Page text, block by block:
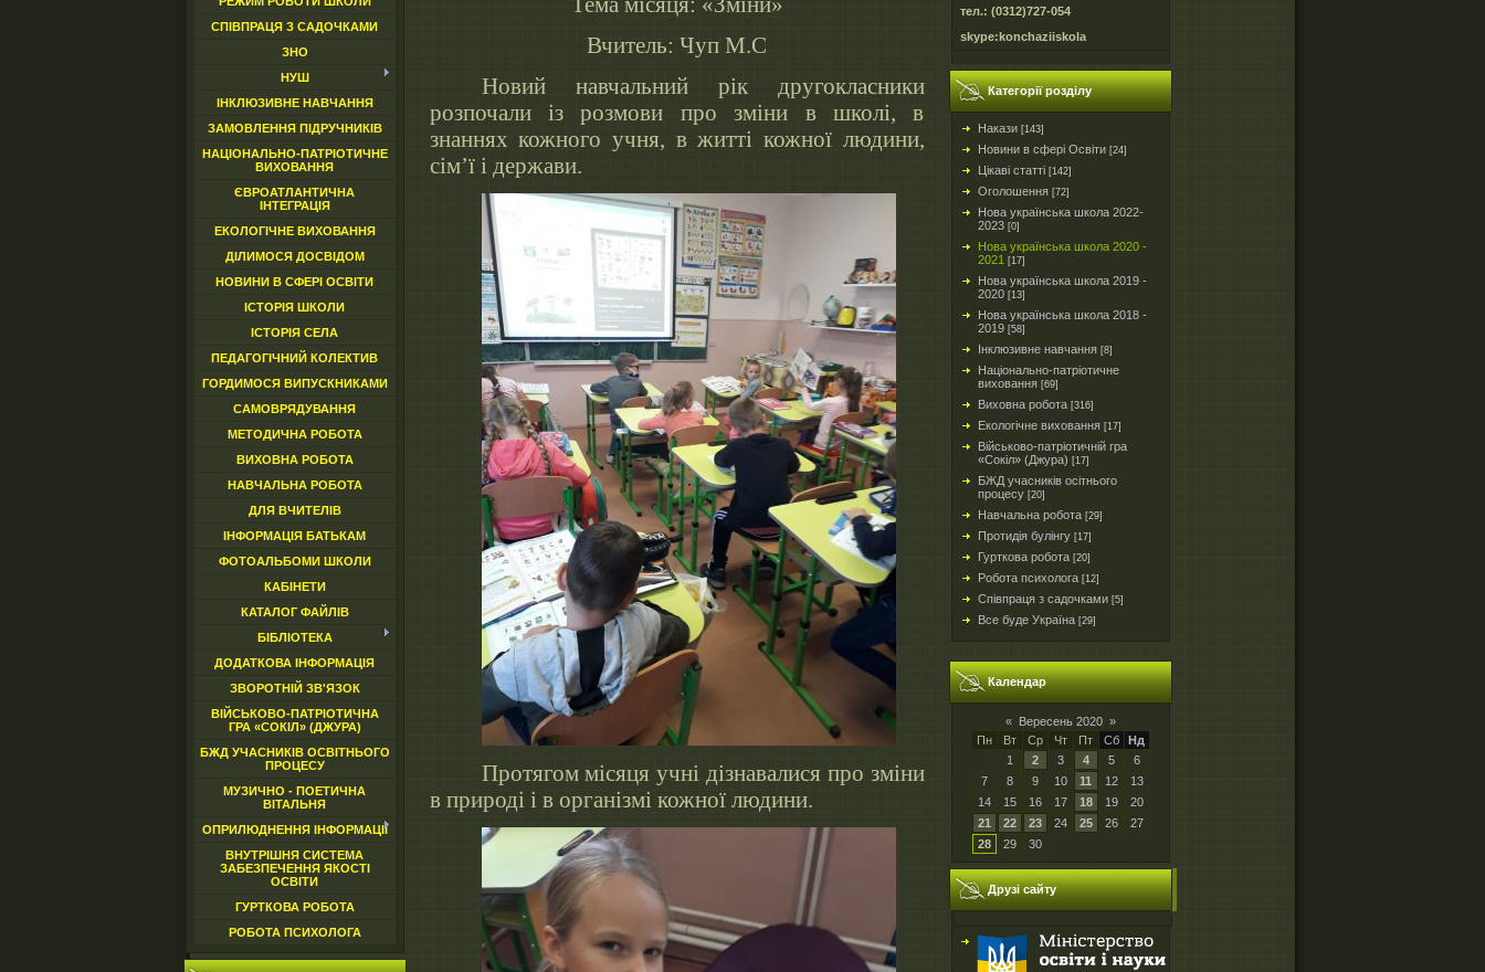
СПІВПРАЦЯ З САДОЧКАМИ
ЗНО
НУШ
ІНКЛЮЗИВНЕ НАВЧАННЯ
ЗАМОВЛЕННЯ ПІДРУЧНИКІВ
НАЦІОНАЛЬНО-ПАТРІОТИЧНЕ
ВИХОВАННЯ
ЄВРОАТЛАНТИЧНА
ІНТЕГРАЦІЯ
ЕКОЛОГІЧНЕ ВИХОВАННЯ
ДІЛИМОСЯ ДОСВІДОМ
НОВИНИ В СФЕРІ ОСВІТИ
ІСТОРІЯ ШКОЛИ
ІСТОРІЯ СЕЛА
ПЕДАГОГІЧНИЙ КОЛЕКТИВ
ГОРДИМОСЯ ВИПУСКНИКАМИ
САМОВРЯДУВАННЯ
МЕТОДИЧНА РОБОТА
ВИХОВНА РОБОТА
НАВЧАЛЬНА РОБОТА
ДЛЯ ВЧИТЕЛІВ
ІНФОРМАЦІЯ БАТЬКАМ
ФОТОАЛЬБОМИ ШКОЛИ
КАБІНЕТИ
КАТАЛОГ ФАЙЛІВ
БІБЛІОТЕКА
ДОДАТКОВА ІНФОРМАЦІЯ
ЗВОРОТНІЙ ЗВ'ЯЗОК
ВІЙСЬКОВО-ПАТРІОТИЧНА
ГРА «СОКІЛ» (ДЖУРА)
БЖД УЧАСНИКІВ ОСВІТНЬОГО
ПРОЦЕСУ
МУЗИЧНО - ПОЕТИЧНА
ВІТАЛЬНЯ
ОПРИЛЮДНЕННЯ ІНФОРМАЦІЇ
ВНУТРІШНЯ СИСТЕМА
ЗАБЕЗПЕЧЕННЯ ЯКОСТІ
ОСВІТИ
ГУРТКОВА РОБОТА
РОБОТА ПСИХОЛОГА
Вчитель: Чуп М.С
Новий навчальний рік другокласники
розпочали із розмови про зміни в школі, в
знаннях кожного учня, в житті кожної людини,
сім’ї і держави.
Протягом місяця учні дізнавалися про зміни
в природі і в організмі кожної людини.
тел.: (0312)727-054
skype:konchaziiskola
Категорії розділу
Накази [143]
Новини в сфері Освіти [24]
Цікаві статті [142]
Оголошення [72]
Нова українська школа 2022-
2023 [0]
Нова українська школа 2020 -
2021 [17]
Нова українська школа 2019 -
2020 [13]
Нова українська школа 2018 -
2019 [58]
Інклюзивне навчання [8]
Національно-патріотичне
виховання [69]
Виховна робота [316]
Екологічне виховання [17]
Військово-патріотичній гра
«Сокіл» (Джура) [17]
БЖД учасників осітнього
процесу [20]
Навчальна робота [29]
Протидія булінгу [17]
Гурткова робота [20]
Робота психолога [12]
Співпраця з садочками [5]
Все буде Україна [29]
Календар
« Вересень 2020 »
Пн
Вт Ср Чт Пт Сб
Нд
1
2 3 4 5
6
7
8 9 10 11 12
13
14
15 16 17 18 19
20
21
22 23 24 25 26
27
28
29 30
Друзі сайту